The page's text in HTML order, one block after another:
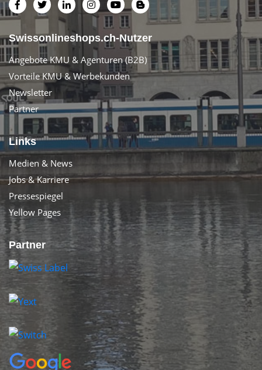
Swissonlineshops.ch-Nutzer
Angebote KMU & Agenturen (B2B)
Vorteile KMU & Werbekunden
Newsletter
Partner
Links
Medien & News
Jobs & Karriere
Pressespiegel
Yellow Pages
Partner